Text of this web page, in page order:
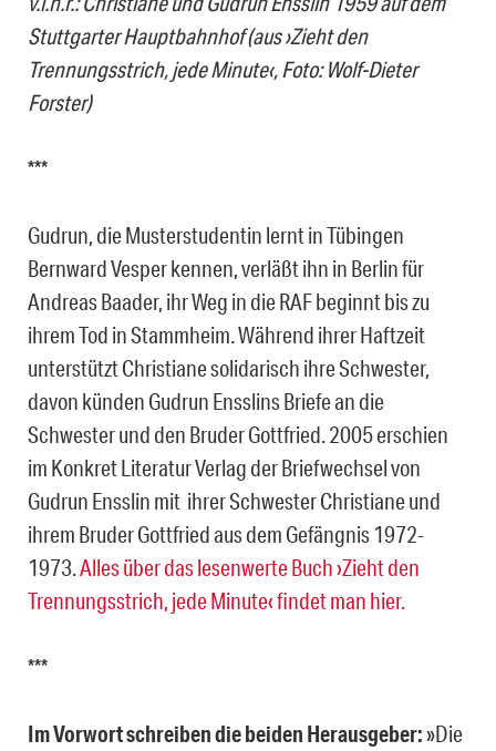
Stuttgarter Hauptbahnhof(aus ›Zieht den
Trennungsstrich, jede Minute‹, Foto: Wolf-Dieter
Forster)
***
Gudrun, die Musterstudentin lernt in Tübingen
Bernward Vesper kennen, verläßt ihn in Berlin für
Andreas Baader, ihr Weg in die RAF beginnt bis zu
ihrem Tod in Stammheim. Während ihrer Haftzeit
unterstützt Christiane solidarisch ihre Schwester,
davon künden Gudrun Ensslins Briefe an die
Schwester und den Bruder Gottfried. 2005 erschien
im Konkret Literatur Verlag der Briefwechsel von
Gudrun Ensslin mit ihrer Schwester Christiane und
ihrem Bruder Gottfried aus dem Gefängnis 1972-
1973.Alles über das lesenwerte Buch ›Zieht den
Trennungsstrich, jede Minute‹ findet man hier.
***
Im Vorwort schreiben die beiden Herausgeber:»Die